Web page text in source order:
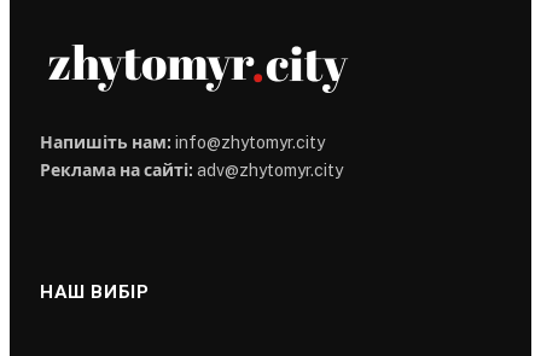
Напишіть нам: info@zhytomyr.city
Реклама на сайті: adv@zhytomyr.city
НАШ ВИБІР